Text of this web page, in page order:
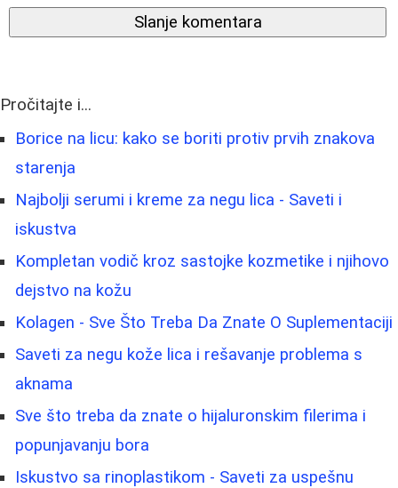
Slanje komentara
Pročitajte i...
Borice na licu: kako se boriti protiv prvih znakova
starenja
Najbolji serumi i kreme za negu lica - Saveti i
iskustva
Kompletan vodič kroz sastojke kozmetike i njihovo
dejstvo na kožu
Kolagen - Sve Što Treba Da Znate O Suplementaciji
Saveti za negu kože lica i rešavanje problema s
aknama
Sve što treba da znate o hijaluronskim filerima i
popunjavanju bora
Iskustvo sa rinoplastikom - Saveti za uspešnu